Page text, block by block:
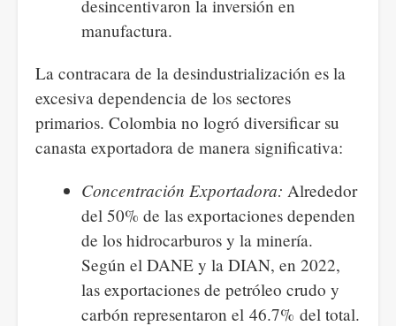
desincentivaron la inversión en
manufactura.
La contracara de la desindustrialización es la
excesiva dependencia de los sectores
primarios. Colombia no logró diversificar su
canasta exportadora de manera significativa:
Concentración Exportadora: Alrededor
del 50% de las exportaciones dependen
de los hidrocarburos y la minería.
Según el DANE y la DIAN, en 2022,
las exportaciones de petróleo crudo y
carbón representaron el 46.7% del total.